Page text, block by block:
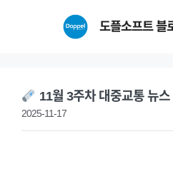
도플소프트 블
11월 3주차 대중교통 뉴스
2025-11-17